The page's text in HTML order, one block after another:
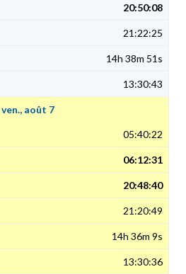
20:50:08
21:22:25
14h 38m 51s
13:30:43
ven., août 7
05:40:22
06:12:31
20:48:40
21:20:49
14h 36m 9s
13:30:36